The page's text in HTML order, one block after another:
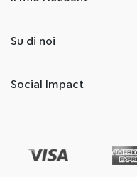
Su di noi
Social Impact